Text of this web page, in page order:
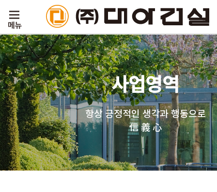
사업영역
항상 긍정적인 생각과 행동으로
信 義 心